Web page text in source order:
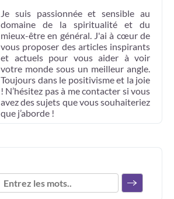
Je suis passionnée et sensible au
domaine de la spiritualité et du
mieux-être en général. J'ai à cœur de
vous proposer des articles inspirants
et actuels pour vous aider à voir
votre monde sous un meilleur angle.
Toujours dans le positivisme et la joie
! N’hésitez pas à me contacter si vous
avez des sujets que vous souhaiteriez
que j’aborde !